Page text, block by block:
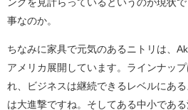
事なのか。
ちなみに家具で元気のあるニトリは、
アメリカ展開しています。ラインナッ
れ、ビジネスは継続できるレベルにあ
は大進撃ですね。そしてある中小であ